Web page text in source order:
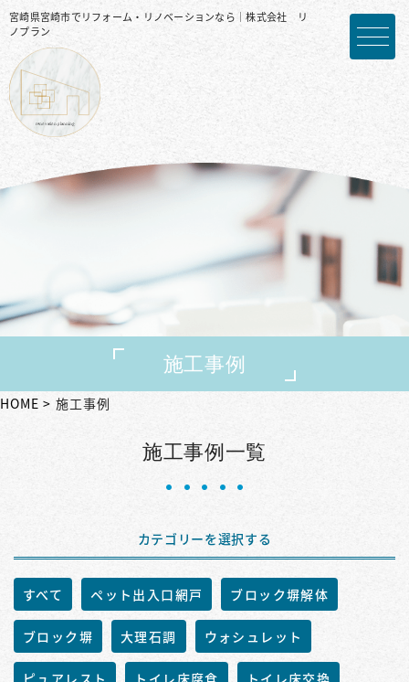
宮崎県宮崎市でリフォーム・リノベーションなら｜株式会社 リ
ノプラン
施工事例
HOME 施工事例
施工事例一覧
カテゴリーを選択する
すべて ペット出入口網戸 ブロック塀解体
ブロック塀 大理石調 ウォシュレット